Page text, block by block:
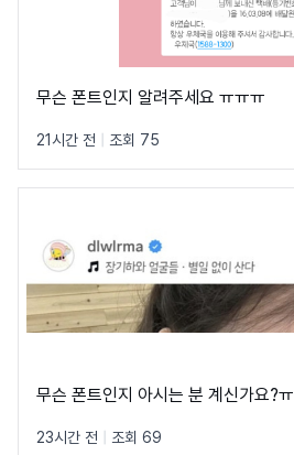
무슨 폰트인지 알려주세요 ㅠㅠㅠ
21시간 전 조회 75
무슨 폰트인지 아시는 분 계신가요?ㅠ
23시간 전 조회 69